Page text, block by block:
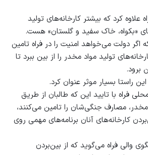
علاوه کرد که بیشتر کارخانه‌های تولید
«بکواه، خاک سفید و گلستان» هست.
اگر دولت می‌خواهد امنیت را در فراه تامین
تولید مواد مخدر را از بین ببرد تا
برود.
راستا بسیار موثر عنوان کرد.
فراه با تایید این که طالبان از طریق
مخدر، مصارف جنگی‌شان را تامین می‌کنند،
کارخانه‌های آنان برنامه‌های مهمی روی
والی فراه می‌گوید که از بین‌بردن